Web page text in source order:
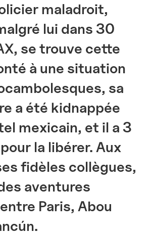
maladroit,
lui dans 30
se trouve cette
à une situation
sa
a été kidnappée
mexicain, et il a 3
la libérer. Aux
fidèles collègues,
aventures
Paris, Abou